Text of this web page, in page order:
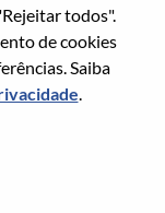
todos".
de cookies
Saiba
.